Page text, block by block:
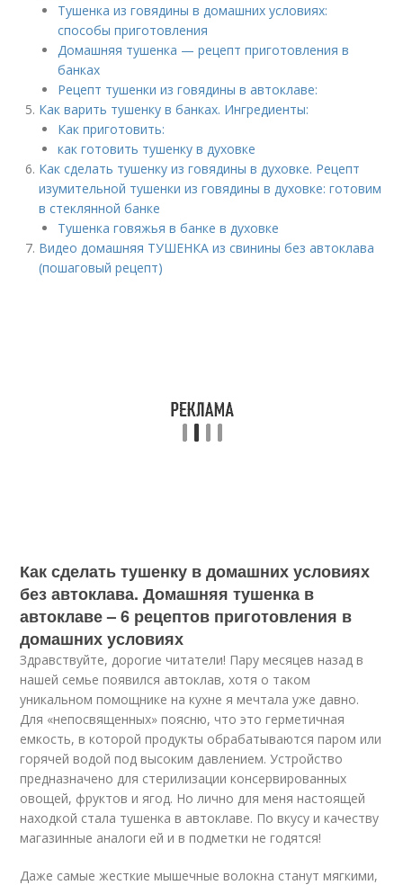
Тушенка из говядины в домашних условиях:
способы приготовления
Домашняя тушенка — рецепт приготовления в
банках
Рецепт тушенки из говядины в автоклаве:
Как варить тушенку в банках. Ингредиенты:
Как приготовить:
как готовить тушенку в духовке
Как сделать тушенку из говядины в духовке. Рецепт
изумительной тушенки из говядины в духовке: готовим
в стеклянной банке
Тушенка говяжья в банке в духовке
Видео домашняя ТУШЕНКА из свинины без автоклава
(пошаговый рецепт)
Как сделать тушенку в домашних условиях
без автоклава. Домашняя тушенка в
автоклаве – 6 рецептов приготовления в
домашних условиях
Здравствуйте, дорогие читатели! Пару месяцев назад в
нашей семье появился автоклав, хотя о таком
уникальном помощнике на кухне я мечтала уже давно.
Для «непосвященных» поясню, что это герметичная
емкость, в которой продукты обрабатываются паром или
горячей водой под высоким давлением. Устройство
предназначено для стерилизации консервированных
овощей, фруктов и ягод. Но лично для меня настоящей
находкой стала тушенка в автоклаве. По вкусу и качеству
магазинные аналоги ей и в подметки не годятся!
Даже самые жесткие мышечные волокна станут мягкими,